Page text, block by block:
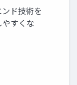
ド技術を
すくな